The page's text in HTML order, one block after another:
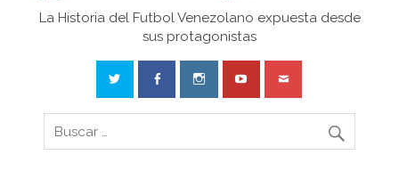
Venezuela
La Historia del Futbol Venezolano expuesta desde
sus protagonistas